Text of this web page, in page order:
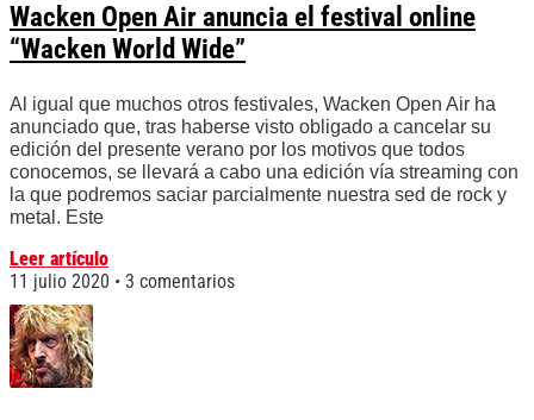
Wacken Open Air anuncia el festival online
“Wacken World Wide”
Al igual que muchos otros festivales, Wacken Open Air ha
anunciado que, tras haberse visto obligado a cancelar su
edición del presente verano por los motivos que todos
conocemos, se llevará a cabo una edición vía streaming con
la que podremos saciar parcialmente nuestra sed de rock y
metal. Este
Leer artículo
11 julio 2020
3 comentarios